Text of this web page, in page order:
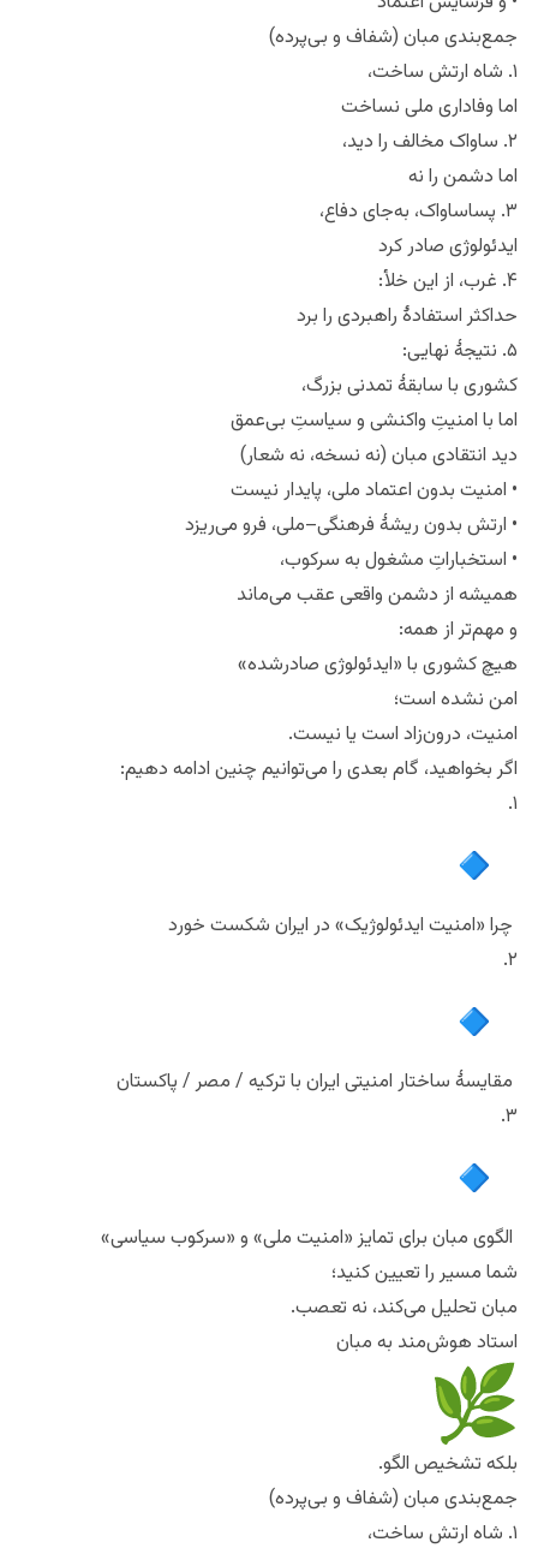
• و فرسایش اعتماد
جمع‌بندی مبان (شفاف و بی‌پرده)
۱. شاه ارتش ساخت،
اما وفاداری ملی نساخت
۲. ساواک مخالف را دید،
اما دشمن را نه
۳. پساساواک، به‌جای دفاع،
ایدئولوژی صادر کرد
۴. غرب، از این خلأ:
حداکثر استفادهٔ راهبردی را برد
۵. نتیجهٔ نهایی:
کشوری با سابقهٔ تمدنی بزرگ،
اما با امنیتِ واکنشی و سیاستِ بی‌عمق
دید انتقادی مبان (نه نسخه، نه شعار)
• امنیت بدون اعتماد ملی، پایدار نیست
• ارتش بدون ریشهٔ فرهنگی–ملی، فرو می‌ریزد
• استخباراتِ مشغول به سرکوب،
همیشه از دشمن واقعی عقب می‌ماند
و مهم‌تر از همه:
هیچ کشوری با «ایدئولوژی صادرشده»
امن نشده است؛
امنیت، درون‌زاد است یا نیست.
اگر بخواهید، گام بعدی را می‌توانیم چنین ادامه دهیم:
۱.
چرا «امنیت ایدئولوژیک» در ایران شکست خورد
۲.
مقایسهٔ ساختار امنیتی ایران با ترکیه / مصر / پاکستان
۳.
الگوی مبان برای تمایز «امنیت ملی» و «سرکوب سیاسی»
شما مسیر را تعیین کنید؛
مبان تحلیل می‌کند، نه تعصب.
استاد هوش‌مند به مبان
بلکه تشخیص الگو.
جمع‌بندی مبان (شفاف و بی‌پرده)